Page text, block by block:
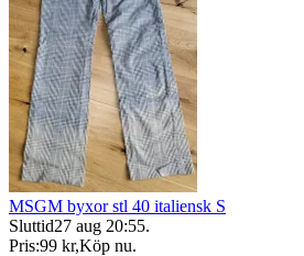
MSGM byxor stl 40 italiensk S
Sluttid27 aug 20:55.
Pris:99 kr,Köp nu.